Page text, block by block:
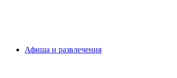
Афиша и развлечения